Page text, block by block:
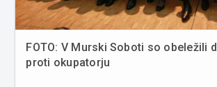
FOTO: V Murski Soboti so obeležili
proti okupatorju